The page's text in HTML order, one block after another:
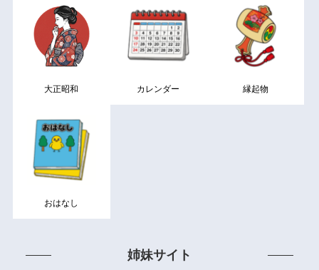
大正昭和 カレンダー 縁起物
おはなし
姉妹サイト